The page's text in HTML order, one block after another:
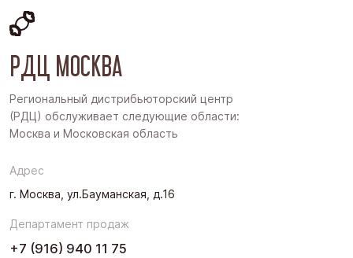
Восточная Сибирь
Дальний Восток
Поволжье
Урал
РДЦ МОСКВА
Региональный дистрибьюторский центр
(РДЦ) обслуживает следующие области:
Москва и Московская область
Адрес
г. Москва, ул.Бауманская, д.16
Департамент продаж
+7 (916) 940 11 75